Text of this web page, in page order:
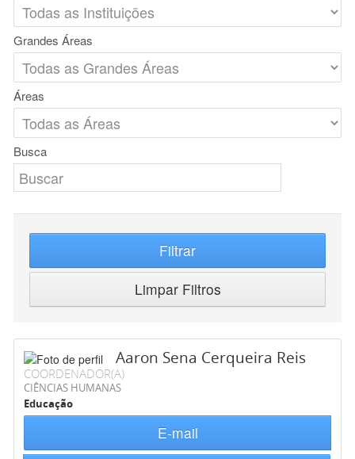
Grandes Áreas
Áreas
Busca
Filtrar
Limpar Filtros
Aaron Sena Cerqueira Reis
COORDENADOR(A)
CIÊNCIAS HUMANAS
Educação
E-mail